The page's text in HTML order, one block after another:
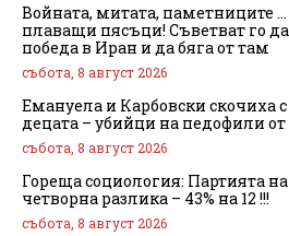
Войната, митата, паметниците
плаващи пясъци! Съветват го
победа в Иран и да бяга от там
събота, 8 август 2026
Емануела и Карбовски скочиха
децата – убийци на педофили
събота, 8 август 2026
Гореща социология: Партията
четворна разлика – 43% на 12 !!!
събота, 8 август 2026